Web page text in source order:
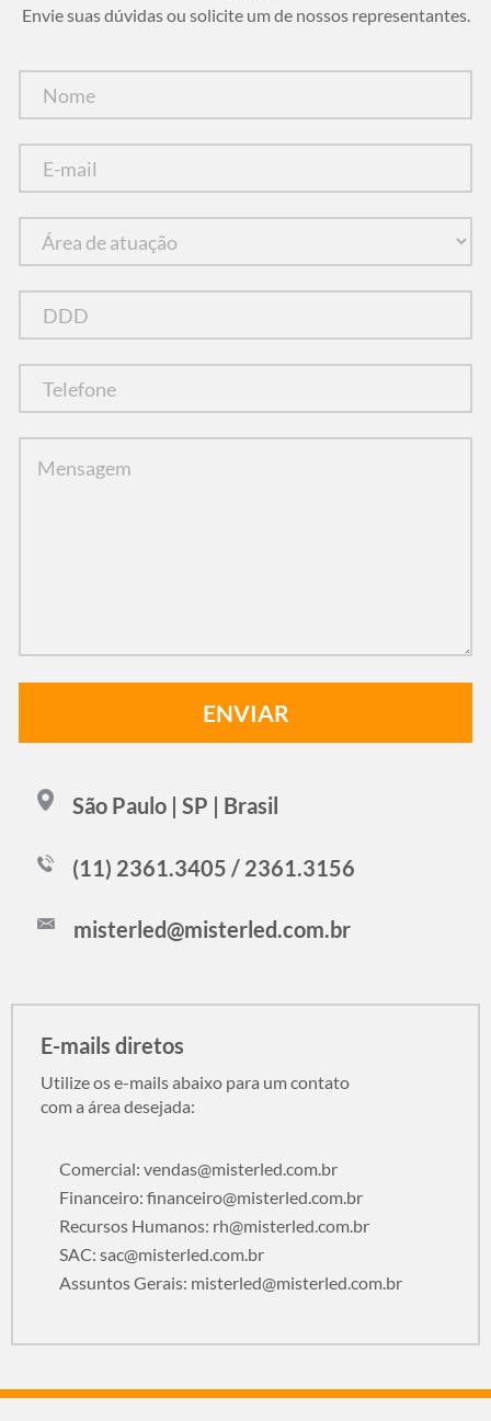
Envie suas dúvidas ou solicite um de nossos representantes.
São Paulo | SP | Brasil
(11) 2361.3405 / 2361.3156
misterled@misterled.com.br
E-mails diretos
Utilize os e-mails abaixo para um contato
com a área desejada:
Comercial: vendas@misterled.com.br
Financeiro: financeiro@misterled.com.br
Recursos Humanos: rh@misterled.com.br
SAC: sac@misterled.com.br
Assuntos Gerais: misterled@misterled.com.br